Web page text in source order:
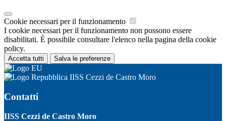
Cookie necessari per il funzionamento
I cookie necessari per il funzionamento non possono essere
disabilitati. È possibile consultare l'elenco nella pagina della cookie
policy.
Accetta tutti Salva le preferenze
IISS Cezzi de Castro Moro
Contatti
IISS Cezzi de Castro Moro